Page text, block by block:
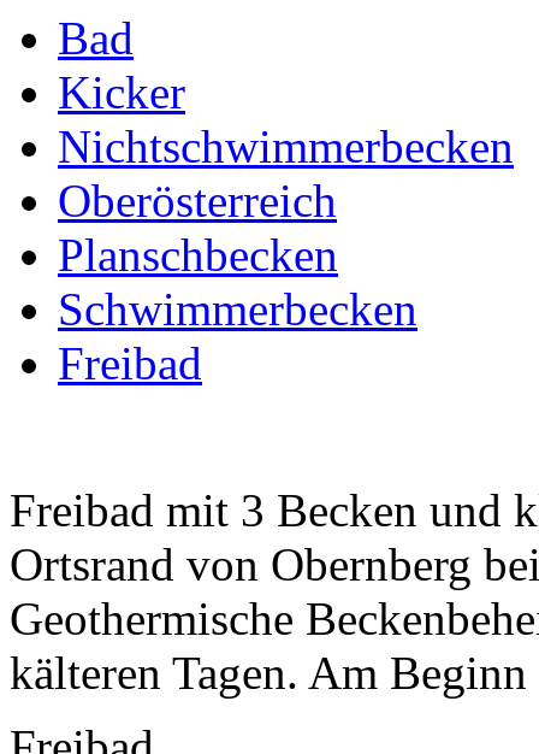
Bad
Kicker
Nichtschwimmerbecken
Oberösterreich
Planschbecken
Schwimmerbecken
Freibad
Freibad mit 3 Becken und
Ortsrand von Obernberg
Geothermische
kälteren Tagen. Am